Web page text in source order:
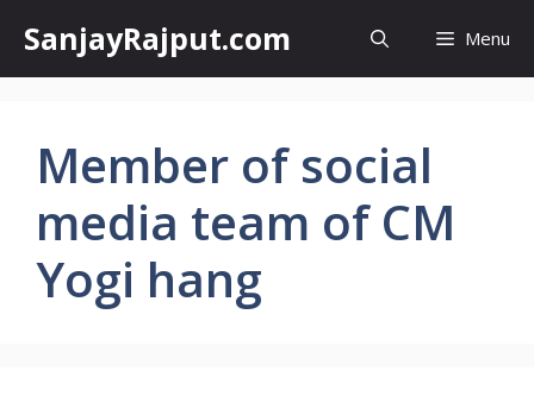
content
SanjayRajput.com Menu
Member of social
media team of CM
Yogi hang